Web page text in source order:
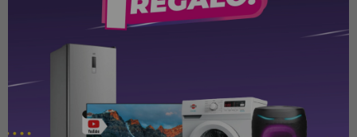
DryCare Prestige MoistureProtect
Potencia: 2100–2300 W; motor DC
Velocidades y temperaturas: 6 combinaciones (3 niveles
ecnologías de cuidado del pelo: MoistureProtect Sensor:
sensor infrarrojo que mide la temperatura del pelo 4000